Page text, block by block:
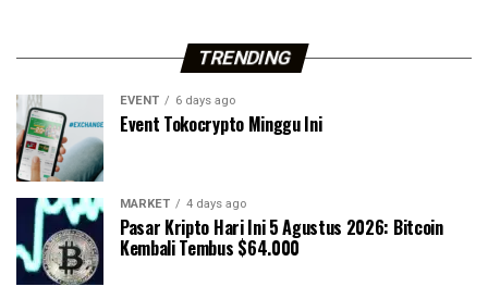
TRENDING
EVENT 6 days ago
Event Tokocrypto Minggu Ini
MARKET 4 days ago
Pasar Kripto Hari Ini 5 Agustus 2026: Bitcoin
Kembali Tembus $64.000